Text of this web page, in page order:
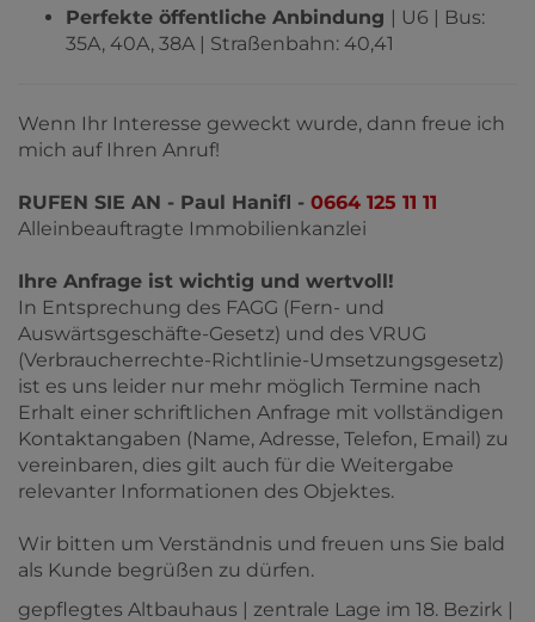
Perfekte öffentliche Anbindung | U6 | Bus:
35A, 40A, 38A | Straßenbahn: 40,41
Wenn Ihr Interesse geweckt wurde, dann freue ich
mich auf Ihren Anruf!
RUFEN SIE AN - Paul Hanifl - 0664 125 11 11
Alleinbeauftragte Immobilienkanzlei
Ihre Anfrage ist wichtig und wertvoll!
In Entsprechung des FAGG (Fern- und
Auswärtsgeschäfte-Gesetz) und des VRUG
(Verbraucherrechte-Richtlinie-Umsetzungsgesetz)
ist es uns leider nur mehr möglich Termine nach
Erhalt einer schriftlichen Anfrage mit vollständigen
Kontaktangaben (Name, Adresse, Telefon, Email) zu
vereinbaren, dies gilt auch für die Weitergabe
relevanter Informationen des Objektes.
Wir bitten um Verständnis und freuen uns Sie bald
als Kunde begrüßen zu dürfen.
gepflegtes Altbauhaus | zentrale Lage im 18. Bezirk |